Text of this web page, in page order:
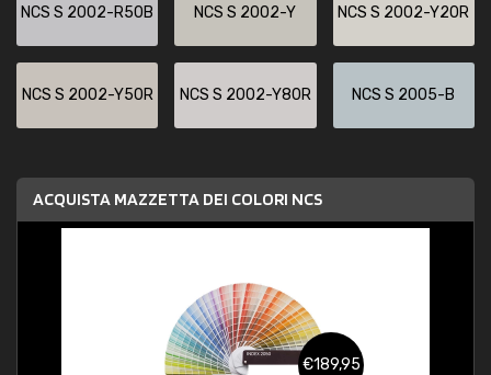
NCS S 2002-R50B NCS S 2002-Y NCS S 2002-Y20R
NCS S 2002-Y50R NCS S 2002-Y80R NCS S 2005-B
ACQUISTA MAZZETTA DEI COLORI NCS
€189,95